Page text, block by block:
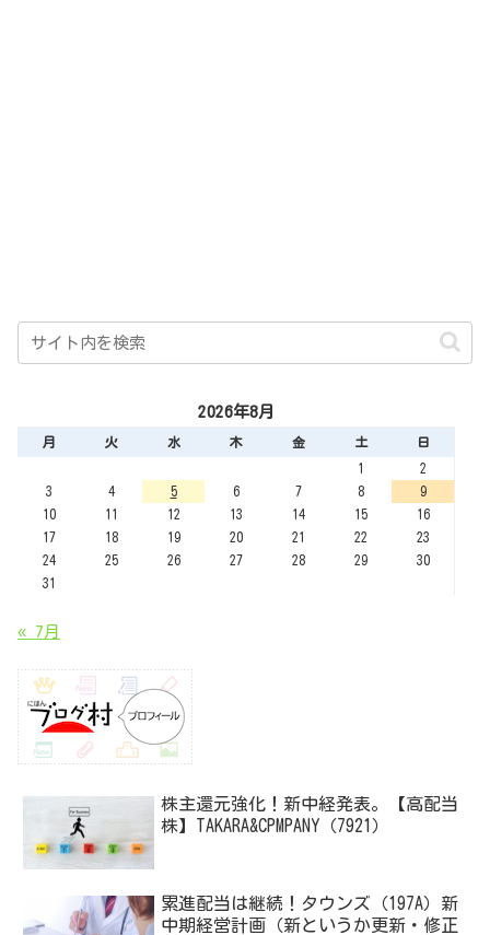
2026年8月
月 火 水 木 金 土
日
1
2
3
4 5 6 7 8
9
10
11 12 13 14 15
16
17
18 19 20 21 22
23
24
25 26 27 28 29
30
31
« 7月
株主還元強化！新中経発表。【高配当
株】TAKARA&CPMPANY（7921）
累進配当は継続！タウンズ（197A）新
中期経営計画（新というか更新・修正